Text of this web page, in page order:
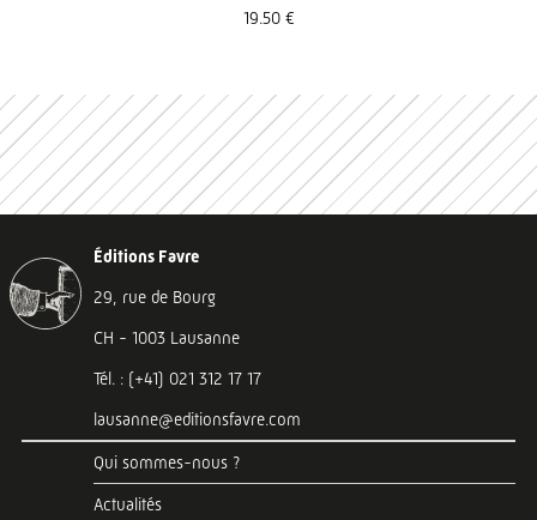
19.50 €
Éditions Favre
29, rue de Bourg
CH - 1003 Lausanne
Tél. : (+41) 021 312 17 17
lausanne@editionsfavre.com
Qui sommes-nous ?
Actualités